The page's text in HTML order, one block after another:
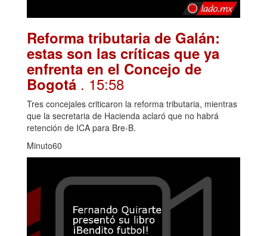
Reforma tributaria de Galán:
estas son las críticas que ya
enfrenta en el Concejo de
Bogotá . 15:58
Tres concejales criticaron la reforma tributaria, mientras
que la secretaria de Hacienda aclaró que no habrá
retención de ICA para Bre-B.
Minuto60